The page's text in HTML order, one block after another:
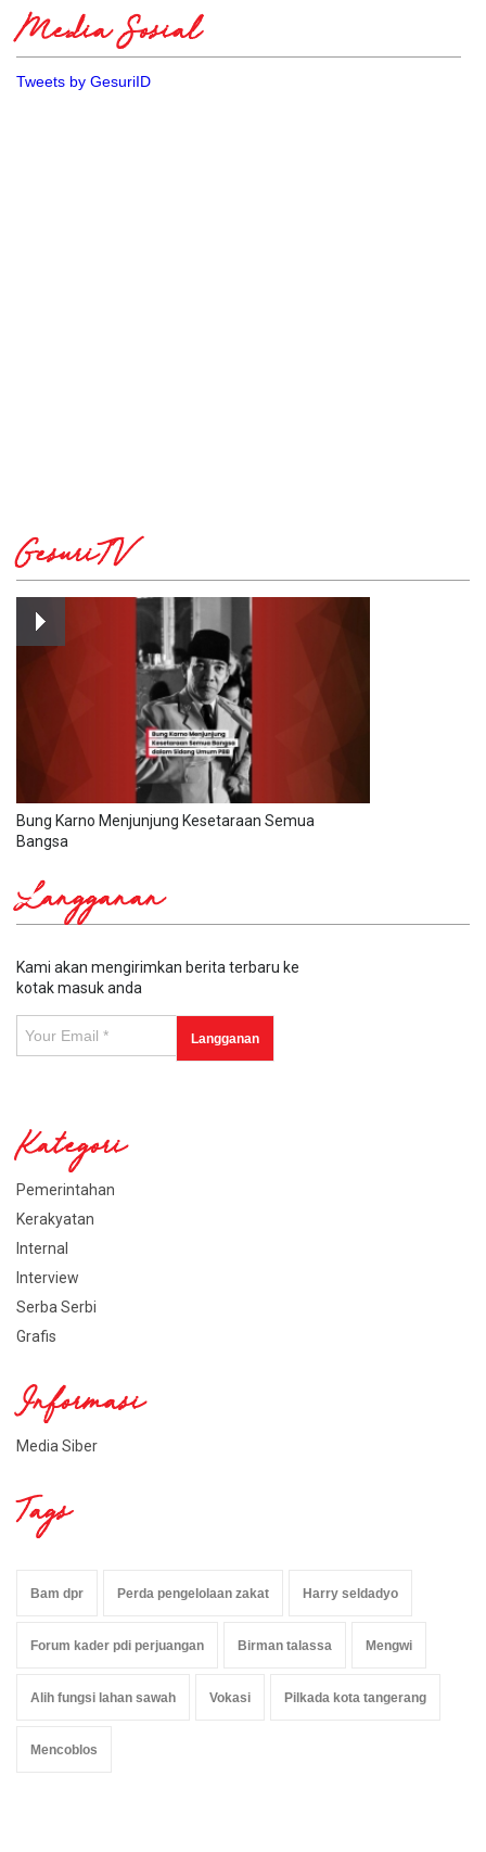
Media Sosial
Tweets by GesuriID
GesuriTV
Bung Karno Menjunjung Kesetaraan Semua
Bangsa
Langganan
Kami akan mengirimkan berita terbaru ke
kotak masuk anda
Kategori
Pemerintahan
Kerakyatan
Internal
Interview
Serba Serbi
Grafis
Informasi
Media Siber
Tags
Bam dpr Perda pengelolaan zakat Harry seldadyo
Forum kader pdi perjuangan Birman talassa Mengwi
Alih fungsi lahan sawah Vokasi Pilkada kota tangerang
Mencoblos